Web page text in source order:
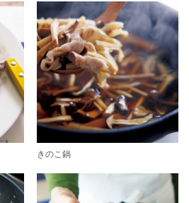
きのこ鍋